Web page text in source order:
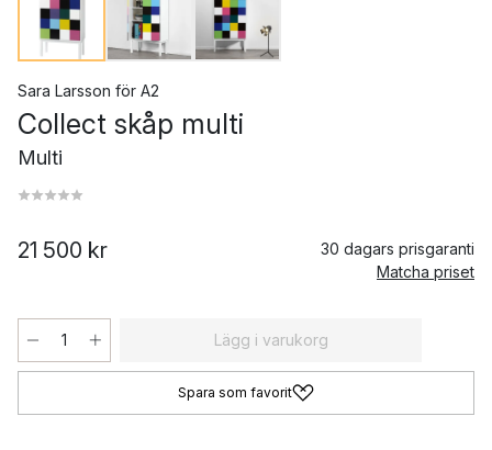
Sara Larsson för A2
Collect skåp multi
Multi
21 500 kr
30 dagars prisgaranti
Matcha priset
Lägg i varukorg
Spara som favorit